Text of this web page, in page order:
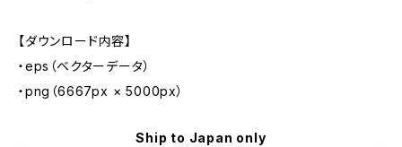
【ダウンロード内容】
・eps（ベクターデータ）
・png（6667px × 5000px）
Ship to Japan only